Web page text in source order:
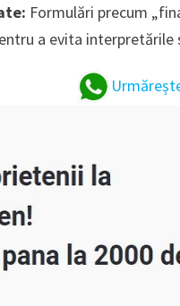
Formulări precum
a evita interpretările